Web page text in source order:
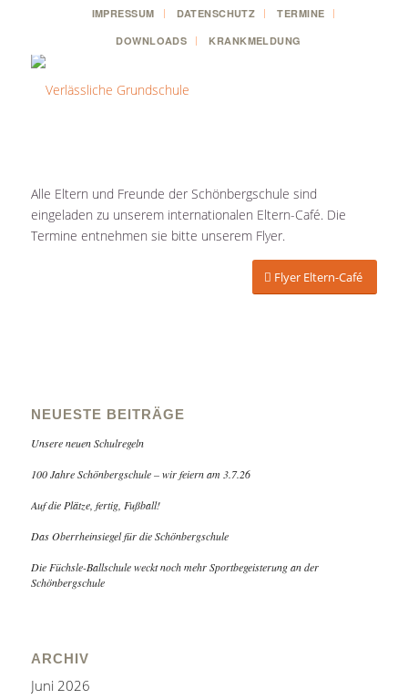
IMPRESSUM DATENSCHUTZ
TERMINE
DOWNLOADS
KRANKMELDUNG
Alle Eltern und Freunde der Schönbergschule sind
eingeladen zu unserem internationalen Eltern-Café. Die
Termine entnehmen sie bitte unserem Flyer.
Flyer Eltern-Café
NEUESTE BEITRÄGE
Unsere neuen Schulregeln
100 Jahre Schönbergschule – wir feiern am 3.7.26
Auf die Plätze, fertig, Fußball!
Das Oberrheinsiegel für die Schönbergschule
Die Füchsle-Ballschule weckt noch mehr Sportbegeisterung an der
Schönbergschule
ARCHIV
Juni 2026